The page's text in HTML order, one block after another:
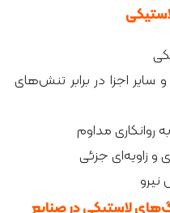
اجزا در برابر تنش‌های
مداوم
و زاویه‌ای جزئی
لاستیکی در صنایع